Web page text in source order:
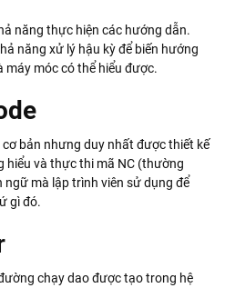
năng thực hiện các hướng dẫn.
năng xử lý hậu kỳ để biến hướng
móc có thể hiểu được.
bản nhưng duy nhất được thiết kế
hiểu và thực thi mã NC (thường
mà lập trình viên sử dụng để
gì đó.
chạy dao được tạo trong hệ